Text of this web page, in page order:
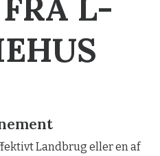
L-
Landbrug eller en af